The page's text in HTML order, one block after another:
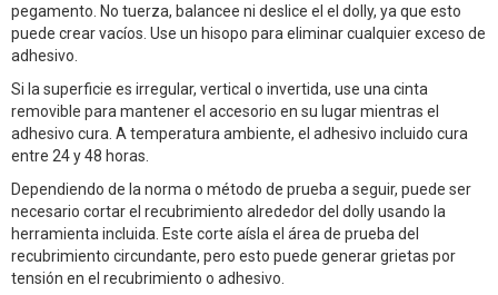
pegamento. No tuerza, balancee ni deslice el el dolly, ya que esto
puede crear vacíos. Use un hisopo para eliminar cualquier exceso de
adhesivo.
Si la superficie es irregular, vertical o invertida, use una cinta
removible para mantener el accesorio en su lugar mientras el
adhesivo cura. A temperatura ambiente, el adhesivo incluido cura
entre 24 y 48 horas.
Dependiendo de la norma o método de prueba a seguir, puede ser
necesario cortar el recubrimiento alrededor del dolly usando la
herramienta incluida. Este corte aísla el área de prueba del
recubrimiento circundante, pero esto puede generar grietas por
tensión en el recubrimiento o adhesivo.